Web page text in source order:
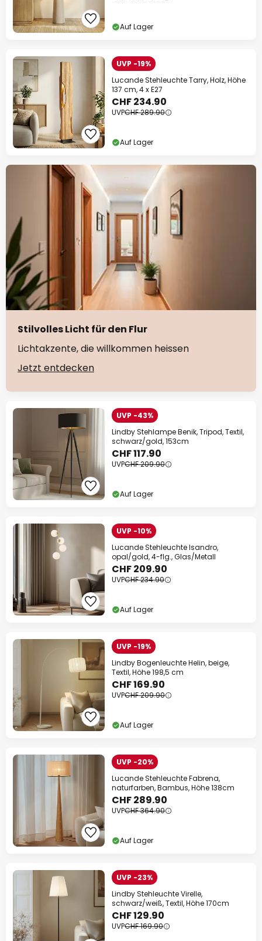
Auf Lager
UVP -19%
Lucande Stehleuchte Tarry, Holz, Höhe
137 cm, 4 x E27
CHF 234.90
UVPCHF 289.90
Auf Lager
Stilvolles Licht für den Flur
Lichtakzente, die willkommen heissen
Jetzt entdecken
UVP -43%
Lindby Stehlampe Benik, Tripod, Textil,
schwarz/gold, 153cm
CHF 117.90
UVPCHF 209.90
Auf Lager
UVP -10%
Lucande Stehleuchte Isandro,
opal/gold, 4-flg., Glas/Metall
CHF 209.90
UVPCHF 234.90
Auf Lager
UVP -19%
Lindby Bogenleuchte Helin, beige,
Textil, Höhe 198,5 cm
CHF 169.90
UVPCHF 209.90
Auf Lager
UVP -20%
Lucande Stehleuchte Fabrena,
naturfarben, Bambus, Höhe 138cm
CHF 289.90
UVPCHF 364.90
Auf Lager
UVP -23%
Lindby Stehleuchte Virelle,
schwarz/weiß, Textil, Höhe 170cm
CHF 129.90
UVPCHF 169.90